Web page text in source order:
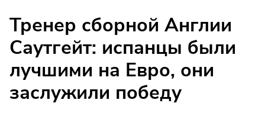
Тренер сборной Англии
Саутгейт: испанцы были
лучшими на Евро, они
заслужили победу